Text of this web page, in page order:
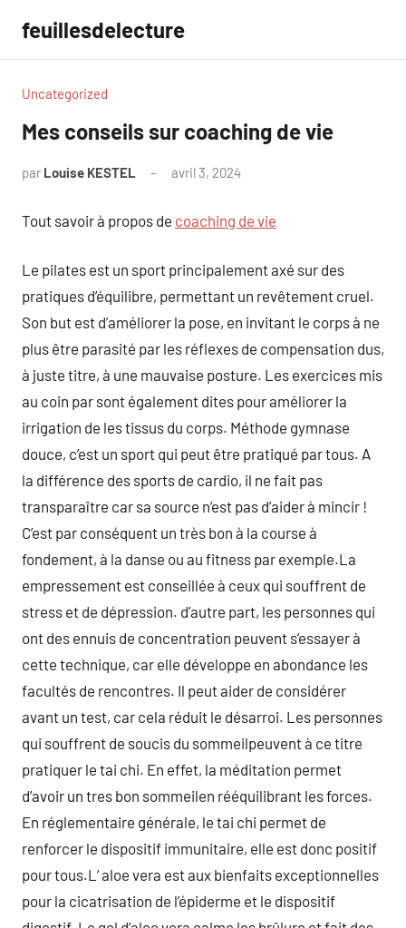
contenu
feuillesdelecture
Uncategorized
Mes conseils sur coaching de vie
par Louise KESTEL avril 3, 2024
Tout savoir à propos de coaching de vie
Le pilates est un sport principalement axé sur des
pratiques d’équilibre, permettant un revêtement cruel.
Son but est d’améliorer la pose, en invitant le corps à ne
plus être parasité par les réflexes de compensation dus,
à juste titre, à une mauvaise posture. Les exercices mis
au coin par sont également dites pour améliorer la
irrigation de les tissus du corps. Méthode gymnase
douce, c’est un sport qui peut être pratiqué par tous. A
la différence des sports de cardio, il ne fait pas
transparaître car sa source n’est pas d’aider à mincir !
C’est par conséquent un très bon à la course à
fondement, à la danse ou au fitness par exemple.La
empressement est conseillée à ceux qui souffrent de
stress et de dépression. d’autre part, les personnes qui
ont des ennuis de concentration peuvent s’essayer à
cette technique, car elle développe en abondance les
facultés de rencontres. Il peut aider de considérer
avant un test, car cela réduit le désarroi. Les personnes
qui souffrent de soucis du sommeilpeuvent à ce titre
pratiquer le tai chi. En effet, la méditation permet
d’avoir un tres bon sommeilen rééquilibrant les forces.
En réglementaire générale, le tai chi permet de
renforcer le dispositif immunitaire, elle est donc positif
pour tous.L’ aloe vera est aux bienfaits exceptionnelles
pour la cicatrisation de l’épiderme et le dispositif